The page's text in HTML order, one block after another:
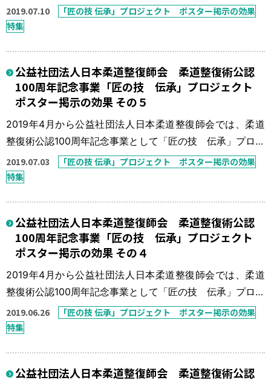
ェクトを実施している。 本来、柔道整復師の得意技は骨
折・脱臼の整復固定であったが、この30年間で柔道整復師
一度、骨折・脱臼の患者さんを接骨院に！」を一つの目標
に「匠の技 伝承」プロジェ […]
2019.07.10
「匠の技 伝承」プロジェクト ポスター掲示の効果
特集
公益社団法人日本柔道整復師会 柔道整復術公認
100周年記念事業「匠の技 伝承」プロジェクト
ポスター掲示の効果 その５
2019年4月から公益社団法人日本柔道整復師会では、柔道
整復術公認100周年記念事業として「匠の技 伝承」プロジ
ェクトを実施している。 本来、柔道整復師の得意技は骨
折・脱臼の整復固定であったが、この30年間で柔道整復師
一度、骨折・脱臼の患者さんを接骨院に！」を一つの目標
に「匠の技 伝承」プロジェ […]
2019.07.03
「匠の技 伝承」プロジェクト ポスター掲示の効果
特集
公益社団法人日本柔道整復師会 柔道整復術公認
100周年記念事業「匠の技 伝承」プロジェクト
ポスター掲示の効果 その４
2019年4月から公益社団法人日本柔道整復師会では、柔道
整復術公認100周年記念事業として「匠の技 伝承」プロジ
ェクトを実施している。 本来、柔道整復師の得意技は骨
折・脱臼の整復固定であったが、この30年間で柔道整復師
一度、骨折・脱臼の患者さんを接骨院に！」を一つの目標
2019.06.26
「匠の技 伝承」プロジェクト ポスター掲示の効果
特集
公益社団法人日本柔道整復師会 柔道整復術公認